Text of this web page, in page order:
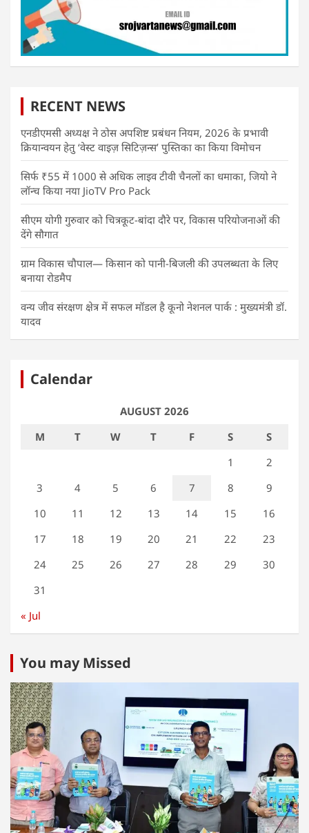
RECENT NEWS
एनडीएमसी अध्यक्ष ने ठोस अपशिष्ट प्रबंधन नियम, 2026 के प्रभावी
क्रियान्वयन हेतु ‘वेस्ट वाइज़ सिटिज़न्स’ पुस्तिका का किया विमोचन
सिर्फ ₹55 में 1000 से अधिक लाइव टीवी चैनलों का धमाका, जियो ने
लॉन्च किया नया JioTV Pro Pack
सीएम योगी गुरुवार को चित्रकूट-बांदा दौरे पर, विकास परियोजनाओं की
देंगे सौगात
ग्राम विकास चौपाल— किसान को पानी-बिजली की उपलब्धता के लिए
बनाया रोडमैप
वन्य जीव संरक्षण क्षेत्र में सफल मॉडल है कूनो नेशनल पार्क : मुख्यमंत्री डॉ.
यादव
Calendar
AUGUST 2026
M
T W T F S
S
1
2
3
4 5 6 7 8
9
10
11 12 13 14 15
16
17
18 19 20 21 22
23
24
25 26 27 28 29
30
31
« Jul
You may Missed